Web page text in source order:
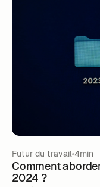
Futur du travail 4min
Comment
2024 ?